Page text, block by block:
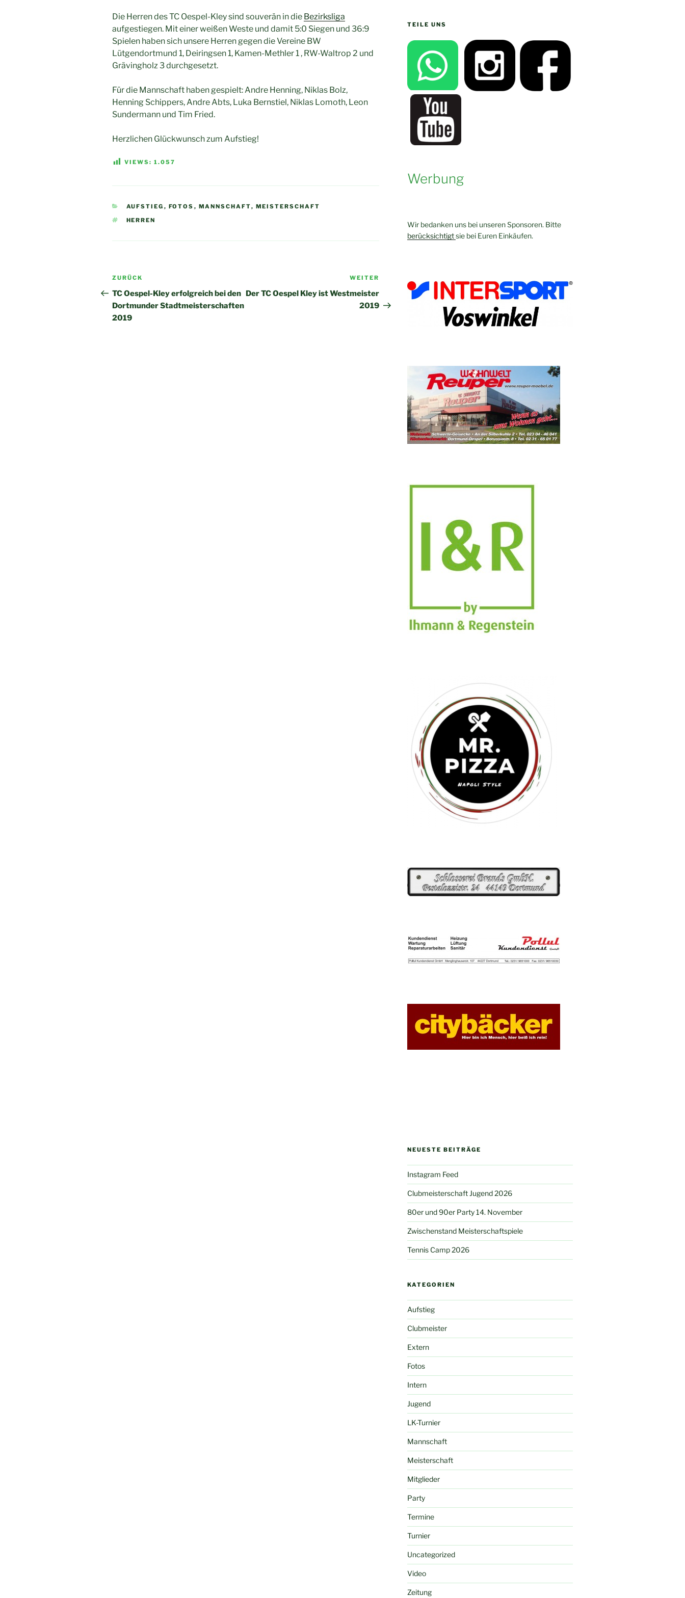
Die Herren des TC Oespel-Kley sind souverän in die Bezirksliga
aufgestiegen. Mit einer weißen Weste und damit 5:0 Siegen und 36:9
Spielen haben sich unsere Herren gegen die Vereine BW
Lütgendortmund 1, Deiringsen 1, Kamen-Methler 1 , RW-Waltrop 2 und
Grävingholz 3 durchgesetzt.
Für die Mannschaft haben gespielt: Andre Henning, Niklas Bolz,
Henning Schippers, Andre Abts, Luka Bernstiel, Niklas Lomoth, Leon
Sundermann und Tim Fried.
Herzlichen Glückwunsch zum Aufstieg!
VIEWS: 1.057
KATEGORIEN
AUFSTIEG , FOTOS , MANNSCHAFT, MEISTERSCHAFT
SCHLAGWÖRTER
HERREN
Beitragsnavigation
Vorheriger
Beitrag
ZURÜCK
TC Oespel-Kley erfolgreich bei den
Dortmunder Stadtmeisterschaften
2019
Nächster
Beitrag
WEITER
Der TC Oespel Kley ist Westmeister
2019
TEILE UNS
Werbung
Wir bedanken uns bei unseren Sponsoren. Bitte
berücksichtigtsie bei Euren Einkäufen.
NEUESTE BEITRÄGE
Instagram Feed
Clubmeisterschaft Jugend 2026
80er und 90er Party 14. November
Zwischenstand Meisterschaftspiele
Tennis Camp 2026
KATEGORIEN
Aufstieg
Clubmeister
Extern
Fotos
Intern
Jugend
LK-Turnier
Mannschaft
Meisterschaft
Mitglieder
Party
Termine
Turnier
Uncategorized
Video
Zeitung